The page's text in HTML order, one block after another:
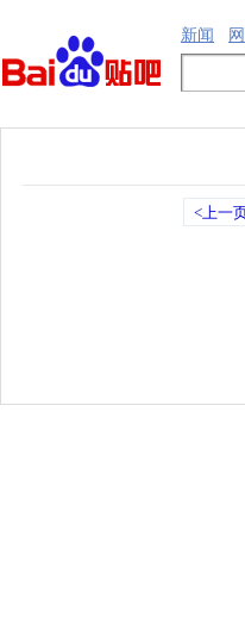
新闻
<上一